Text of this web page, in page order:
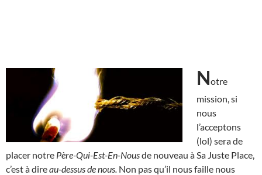
Notre
mission, si
nous
l’acceptons
(lol) sera de
placer notre Père-Qui-Est-En-Nousde nouveau à Sa Juste Place,
c’est à direau-dessus de nous. Non pas qu’il nous faille nous